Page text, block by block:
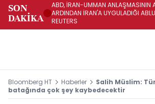
SON
DAKİKA
ABD, İRAN-UMMAN ANLAŞMASININ
ARDINDAN İRAN'A UYGULADIĞI
REUTERS
Bloomberg HT Haberler
Salih Müslim:
batağında çok şey kaybedecektir